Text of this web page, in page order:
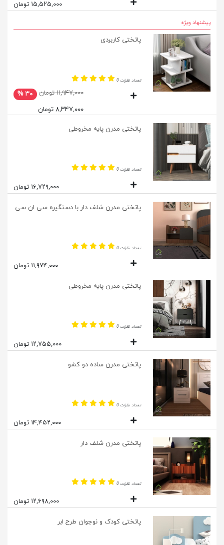
۱۵,۵۲۵,۰۰۰ تومان
پیشنهاد ویژه
پاتختی کاربردی
تعداد نظرات 0
۱۱,۹۴۷,۰۰۰ تومان
۳۰ %
۸,۳۴۷,۰۰۰ تومان
پاتختی مدرن پایه مخروطی
تعداد نظرات 0
۱۶,۷۲۹,۰۰۰ تومان
پاتختی مدرن شلف دار با دستگیره سی ان سی
تعداد نظرات 0
۱۱,۹۷۴,۰۰۰ تومان
پاتختی مدرن پایه مخروطی
تعداد نظرات 0
۱۲,۷۵۵,۰۰۰ تومان
پاتختی مدرن ساده دو کشو
تعداد نظرات 0
۱۴,۴۵۲,۰۰۰ تومان
پاتختی مدرن شلف دار
تعداد نظرات 0
۱۲,۶۹۸,۰۰۰ تومان
پاتختی کودک و نوجوان طرح ابر